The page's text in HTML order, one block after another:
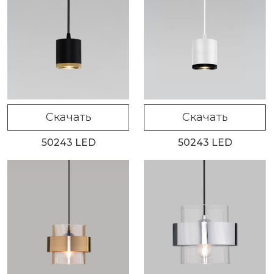
Скачать
50243 LED
Скачать
50243 LED